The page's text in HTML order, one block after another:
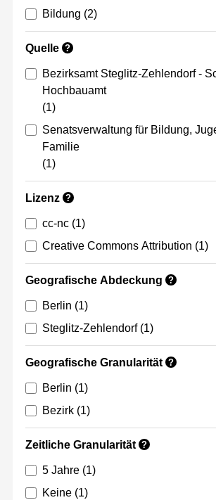
Bildung (2)
Quelle ?
Bezirksamt Steglitz-Zehlendorf -
Hochbauamt
(1)
Senatsverwaltung für Bildung,
Familie
(1)
Lizenz ?
cc-nc (1)
Creative Commons Attribution (1)
Geografische Abdeckung ?
Berlin (1)
Steglitz-Zehlendorf (1)
Geografische Granularität ?
Berlin (1)
Bezirk (1)
Zeitliche Granularität ?
5 Jahre (1)
Keine (1)